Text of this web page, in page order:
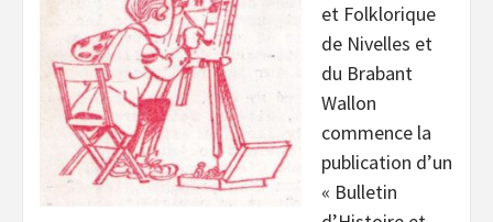
et Folklorique
de Nivelles et
du Brabant
Wallon
commence la
publication d’un
« Bulletin